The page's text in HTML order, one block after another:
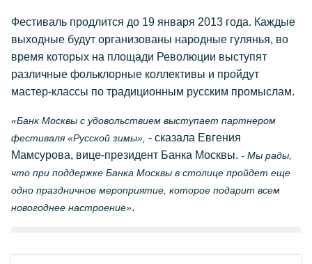
Фестиваль продлится до 19 января 2013 года. Каждые
выходные будут организованы народные гулянья, во
время которых на площади Революции выступят
различные фольклорные коллективы и пройдут
мастер-классы по традиционным русским промыслам.
«Банк Москвы с удовольствием выступает партнером
фестиваля «Русской зимы», - сказала Евгения
Мамсурова, вице-президент Банка Москвы. - Мы рады,
что при поддержке Банка Москвы в столице пройдет еще
одно праздничное мероприятие, которое подарит всем
новогоднее настроение».